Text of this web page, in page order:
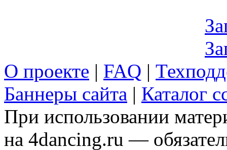
О проекте | FAQ |
Баннеры сайта | Каталог
При использовании
на 4dancing.ru —